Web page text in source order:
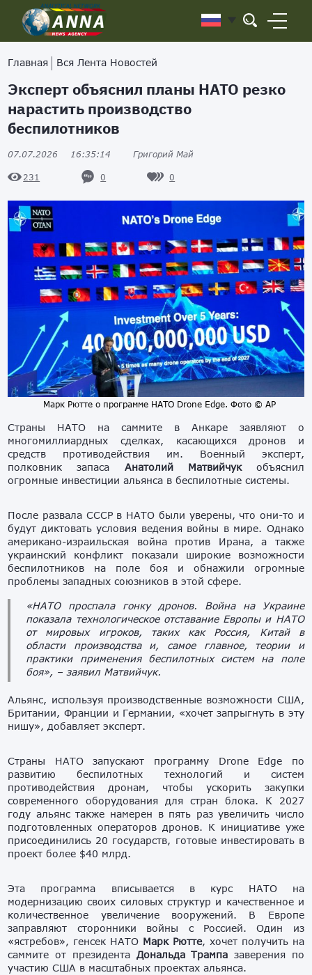
Главная Вся Лента Новостей
Эксперт объяснил планы НАТО резко
нарастить производство
беспилотников
07.07.2026 16:35:14 Григорий Май
231 0 0
Марк Рютте о программе НАТО Drone Edge. Фото © AP
Страны НАТО на саммите в Анкаре заявляют о
многомиллиардных сделках, касающихся дронов и
средств противодействия им. Военный эксперт,
полковник запаса Анатолий Матвийчукобъяснил
огромные инвестиции альянса в беспилотные системы.
После развала СССР в НАТО были уверены, что они-то и
будут диктовать условия ведения войны в мире. Однако
американо-израильская война против Ирана, а также
украинский конфликт показали широкие возможности
беспилотников на поле боя и обнажили огромные
проблемы западных союзников в этой сфере.
«НАТО проспала гонку дронов. Война на Украине
показала технологическое отставание Европы и НАТО
от мировых игроков, таких как Россия, Китай в
области производства и, самое главное, теории и
практики применения беспилотных систем на поле
боя», – заявил Матвийчук.
Альянс, используя производственные возможности США,
Британии, Франции и Германии, «хочет запрыгнуть в эту
нишу», добавляет эксперт.
Страны НАТО запускают программу Drone Edge по
развитию беспилотных технологий и систем
противодействия дронам, чтобы ускорить закупки
современного оборудования для стран блока. К 2027
году альянс также намерен в пять раз увеличить число
подготовленных операторов дронов. К инициативе уже
присоединились 20 государств, готовые инвестировать в
проект более $40 млрд.
Эта программа вписывается в курс НАТО на
модернизацию своих силовых структур и качественное и
количественное увеличение вооружений. В Европе
заправляют сторонники войны с Россией. Один из
«ястребов», генсек НАТО Марк Рютте, хочет получить на
саммите от президента Дональда Трампа заверения по
участию США в масштабных проектах альянса.